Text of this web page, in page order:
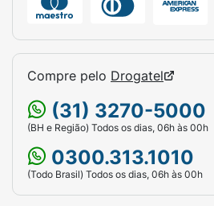
Compre pelo Drogatel
(31) 3270-5000
(BH e Região) Todos os dias, 06h às 00h
0300.313.1010
(Todo Brasil) Todos os dias, 06h às 00h